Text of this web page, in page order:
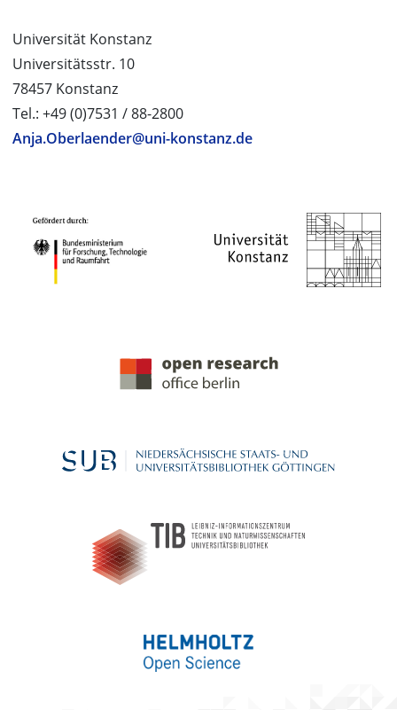
Universität Konstanz
Universitätsstr. 10
78457 Konstanz
Tel.: +49 (0)7531 / 88-2800
Anja.Oberlaender@uni-konstanz.de